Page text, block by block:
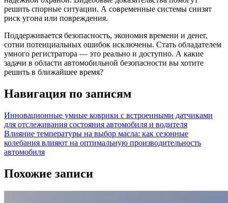
решить спорные ситуации. А современные системы снизят
риск угона или повреждения.
Поддерживается безопасность, экономия времени и денег,
сотни потенциальных ошибок исключены. Стать обладателем
умного регистратора — это реально и доступно. А какие
задачи в области автомобильной безопасности вы хотите
решить в ближайшее время?
Навигация по записям
Инновационные умные коврики с встроенными датчиками
для отслеживания состояния автомобиля и водителя
Влияние температуры на выбор масла: как сезонные
колебания влияют на оптимальную производительность
автомобиля
Похожие записи